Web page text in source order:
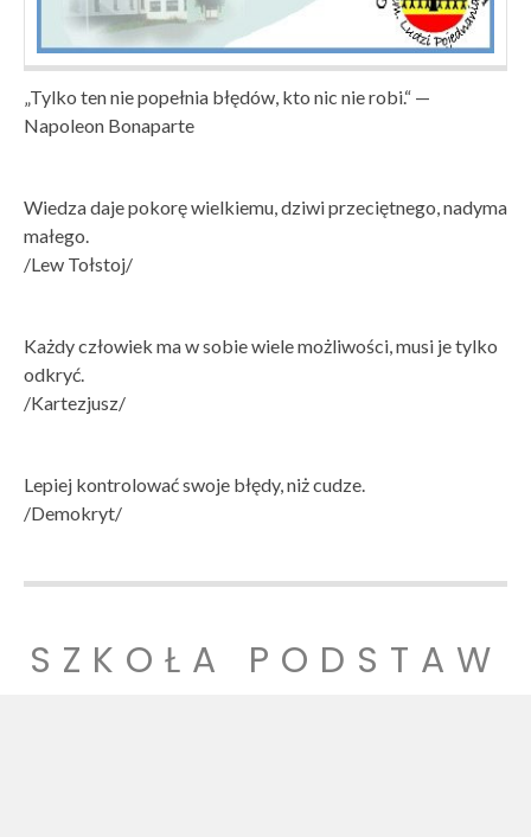
„Tylko ten nie popełnia błędów, kto nic nie robi.“ —
Napoleon Bonaparte
Wiedza daje pokorę wielkiemu, dziwi przeciętnego, nadyma
małego.
/Lew Tołstoj/
Każdy człowiek ma w sobie wiele możliwości, musi je tylko
odkryć.
/Kartezjusz/
Lepiej kontrolować swoje błędy, niż cudze.
/Demokryt/
SZKOŁA PODSTAW